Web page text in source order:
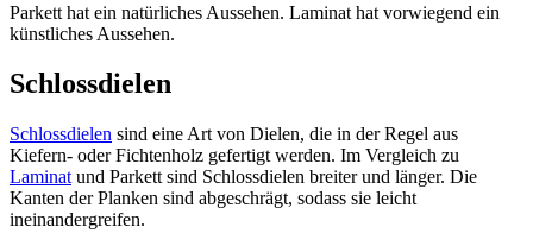
Parkett hat ein natürliches Aussehen. Laminat hat vorwiegend ein
künstliches Aussehen.
Schlossdielen
Schlossdielen sind eine Art von Dielen, die in der Regel aus
Kiefern- oder Fichtenholz gefertigt werden. Im Vergleich zu
Laminat und Parkett sind Schlossdielen breiter und länger. Die
Kanten der Planken sind abgeschrägt, sodass sie leicht
ineinandergreifen.